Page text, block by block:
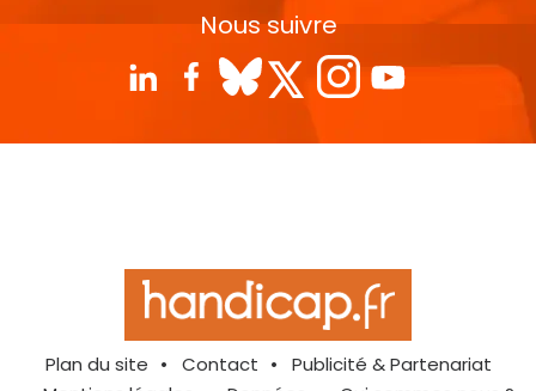
Nous suivre
Plan du site Contact
Publicité & Partenariat